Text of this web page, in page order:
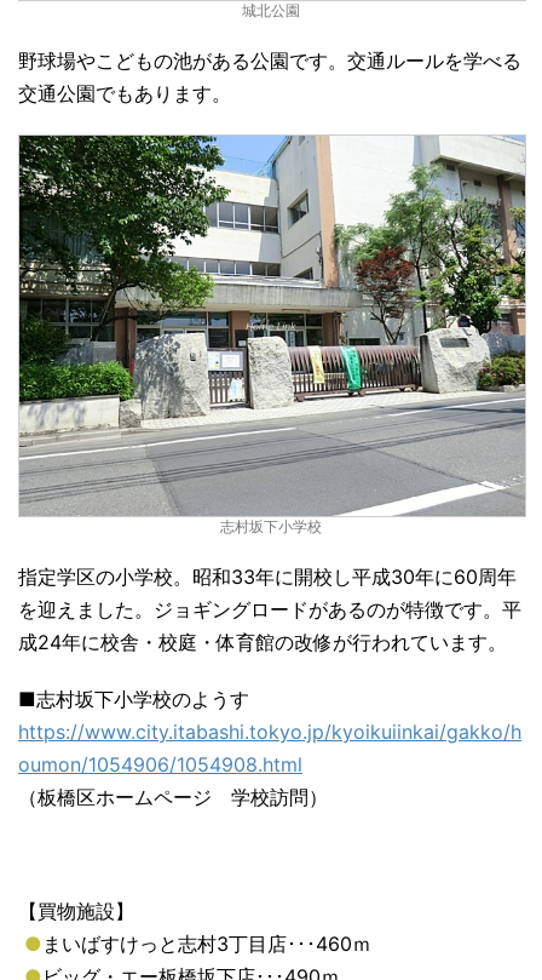
城北公園
野球場やこどもの池がある公園です。交通ルールを学べる
交通公園でもあります。
志村坂下小学校
指定学区の小学校。昭和33年に開校し平成30年に60周年
を迎えました。ジョギングロードがあるのが特徴です。平
成24年に校舎・校庭・体育館の改修が行われています。
■志村坂下小学校のようす
https://www.city.itabashi.tokyo.jp/kyoikuiinkai/gakko/h
oumon/1054906/1054908.html
（板橋区ホームページ 学校訪問）
【買物施設】
● まいばすけっと志村3丁目店･･･460ｍ